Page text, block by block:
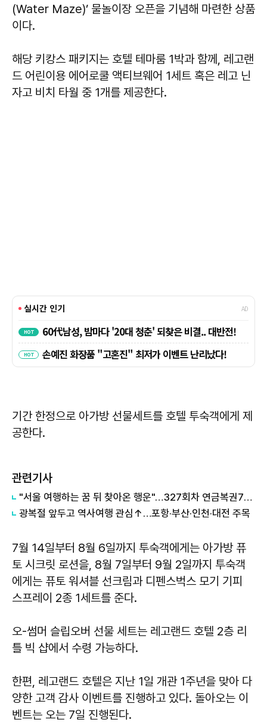
(Water Maze)’ 물놀이장 오픈을 기념해 마련한 상품
이다.
해당 키캉스 패키지는 호텔 테마룸 1박과 함께, 레고랜
드 어린이용 에어로쿨 액티브웨어 1세트 혹은 레고 닌
자고 비치 타월 중 1개를 제공한다.
기간 한정으로 아가방 선물세트를 호텔 투숙객에게 제
공한다.
관련기사
"서울 여행하는 꿈 뒤 찾아온 행운"…327회차 연금복권720+ 당첨번호조회 주목
광복절 앞두고 역사여행 관심↑…포항·부산·인천·대전 주목
7월 14일부터 8월 6일까지 투숙객에게는 아가방 퓨
토 시크릿 로션을, 8월 7일부터 9월 2일까지 투숙객
에게는 퓨토 워셔블 선크림과 디펜스벅스 모기 기피
스프레이 2종 1세트를 준다.
오-썸머 슬립오버 선물 세트는 레고랜드 호텔 2층 리
틀 빅 샵에서 수령 가능하다.
한편, 레고랜드 호텔은 지난 1일 개관 1주년을 맞아 다
양한 고객 감사 이벤트를 진행하고 있다. 돌아오는 이
벤트는 오는 7일 진행된다.